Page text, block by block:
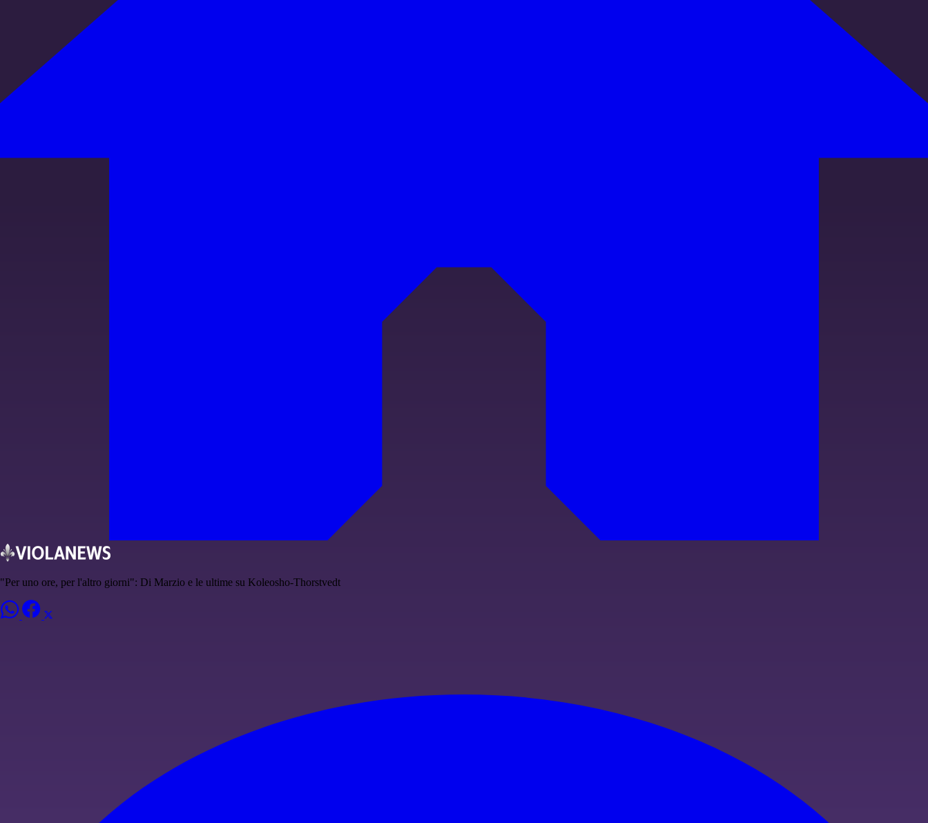
"Per uno ore, per l'altro giorni": Di Marzio e le ultime su Koleosho-Thorstvedt